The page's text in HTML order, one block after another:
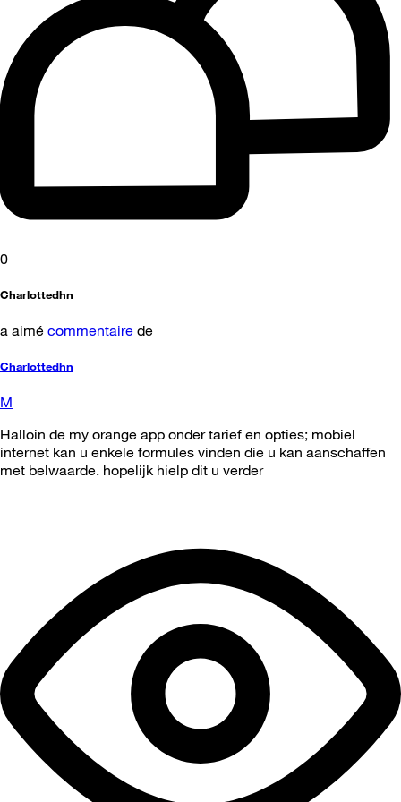
0
Charlottedhn
a aimé commentaire de
Charlottedhn
M
Halloin de my orange app onder tarief en opties; mobiel
internet kan u enkele formules vinden die u kan aanschaffen
met belwaarde. hopelijk hielp dit u verder